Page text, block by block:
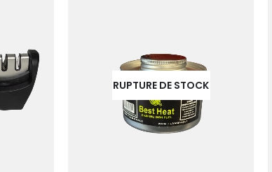
RUPTURE DE STOCK